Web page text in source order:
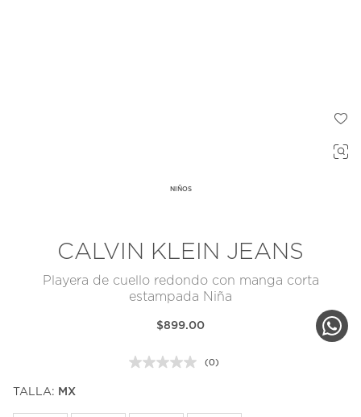
NIÑOS
CALVIN KLEIN JEANS
Playera de cuello redondo con manga corta
estampada Niña
$899.00
Sin
(0)
TALLA: MX